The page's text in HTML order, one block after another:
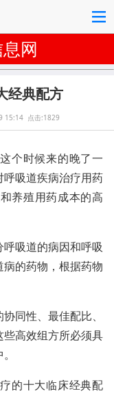
网
经典配方
15:14 点击:1829
个时候来的晚了一
吸道疾病治疗用药
养殖用药成本的高
吸道的病因和呼吸
的药物，根据药物
同性、最佳配比、
高效组方所必须具
的十大临床经典配